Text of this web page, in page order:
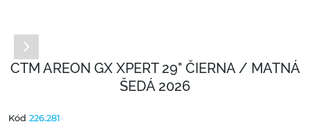
CTM AREON GX XPERT 29" ČIERNA / MATNÁ
ŠEDÁ 2026
Kód 226.281